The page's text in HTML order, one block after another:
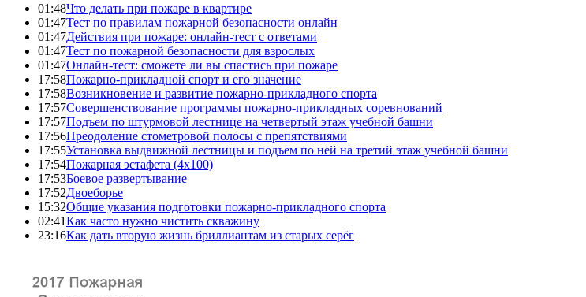
01:48Что делать при пожаре в квартире
01:47Тест по правилам пожарной безопасности онлайн
01:47Действия при пожаре: онлайн-тест с ответами
01:47Тест по пожарной безопасности для взрослых
01:47Онлайн-тест: сможете ли вы спастись при пожаре
17:58Пожарно-прикладной спорт и его значение
17:58Возникновение и развитие пожарно-прикладного спорта
17:57Совершенствование программы пожарно-прикладных соревнований
17:57Подъем по штурмовой лестнице на четвертый этаж учебной башни
17:56Преодоление стометровой полосы с препятствиями
17:55Установка выдвижной лестницы и подъем по ней на третий этаж учебной башни
17:54Пожарная эстафета (4x100)
17:53Боевое развертывание
17:52Двоеборье
15:32Общие указания подготовки пожарно-прикладного спорта
02:41Как часто нужно чистить скважину
23:16Как дать вторую жизнь бриллиантам из старых серёг